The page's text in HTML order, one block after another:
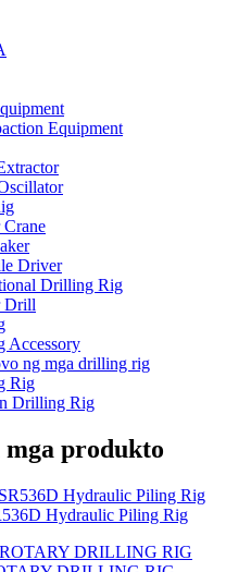
Equipment
Driver
Drilling Rig
Drill
Accessory
ng mga drilling rig
Rig
Drilling Rig
produkto
Hydraulic Piling Rig